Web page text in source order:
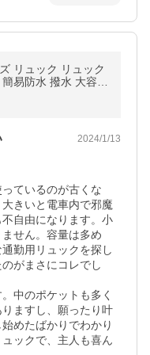
リュック リュック
易防水 撥水 大容量
パソコンバッグ 20
2024/1/13
ているのが古くな
きいと電車内で邪魔
自由になります。小
せん。容量は多め
勤用リュックを探し
がまさにコレでし
中のポケットも多く
ますし、願ったり叶
めたばかりでわかり
ックで、主人も喜ん